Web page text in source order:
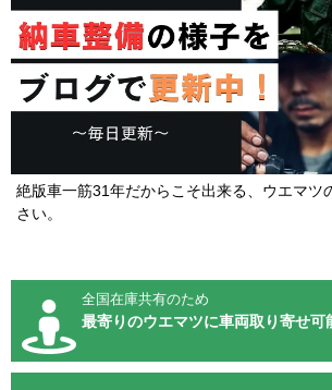
絶版車一筋31年だからこそ出来る、ウエマツ
さい。
全国在庫共有のため
最寄りのウエマツに車両取り寄せ可